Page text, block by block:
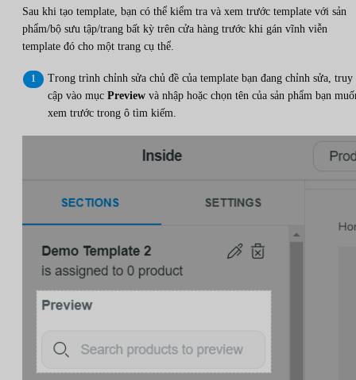
Sau khi tạo template, bạn có thể kiểm tra và xem trước template với sản
phẩm/bộ sưu tập/trang bất kỳ trên cửa hàng trước khi gán vĩnh viễn
template đó cho một trang cụ thể.
Trong trình chỉnh sửa chủ đề của template bạn đang chỉnh sửa, truy
cập vào mục Preview và nhập hoặc chọn tên của sản phẩm bạn
xem trước trong ô tìm kiếm.